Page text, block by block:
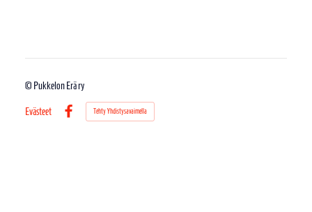
© Pukkelon Erä ry
Evästeet
Facebook
Tehty Yhdistysavaimella